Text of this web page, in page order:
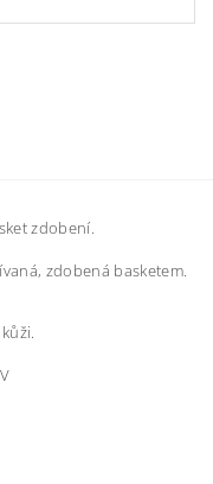
zdobení.
zdobená basketem.